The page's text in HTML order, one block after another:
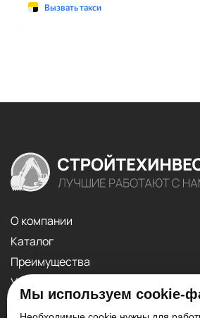
О компании
Каталог
Преимущества
Услуги
Контакты
Мы используем cookie-